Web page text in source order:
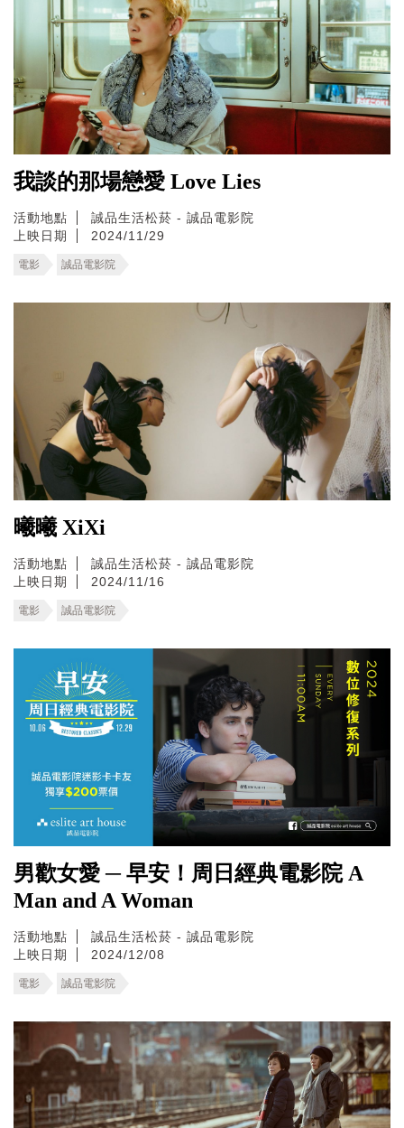
我談的那場戀愛 Love Lies
活動地點
誠品生活松菸 - 誠品電影院
上映日期
2024/11/29
電影 誠品電影院
曦曦 XiXi
活動地點
誠品生活松菸 - 誠品電影院
上映日期
2024/11/16
電影 誠品電影院
男歡女愛 ─ 早安！周日經典電影院 A
Man and A Woman
活動地點
誠品生活松菸 - 誠品電影院
上映日期
2024/12/08
電影 誠品電影院